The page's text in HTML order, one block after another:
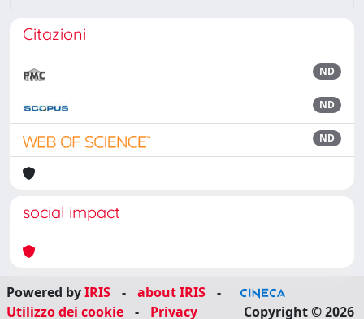
Citazioni
ND
ND
ND
social impact
Powered byIRIS - about IRIS
-
Utilizzo dei cookie
- Privacy Copyright © 2026